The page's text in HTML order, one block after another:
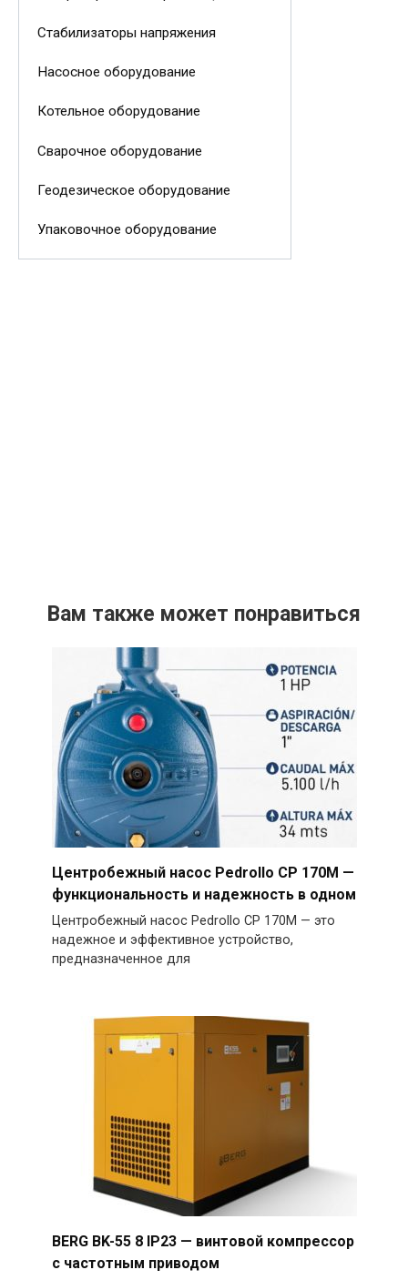
Стабилизаторы напряжения
Насосное оборудование
Котельное оборудование
Сварочное оборудование
Геодезическое оборудование
Упаковочное оборудование
Вам также может понравиться
Центробежный насос Pedrollo CP 170M —
функциональность и надежность в одном
Центробежный насос Pedrollo CP 170M — это
надежное и эффективное устройство,
предназначенное для
BERG BK-55 8 IP23 — винтовой компрессор
с частотным приводом